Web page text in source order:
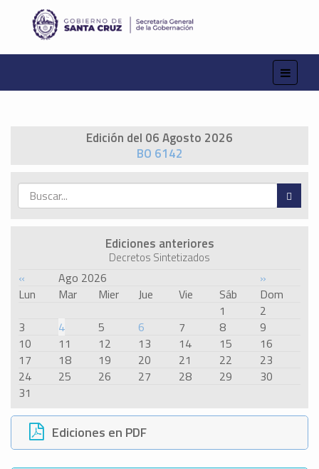
Edición del 06 Agosto 2026
BO 6142
Ediciones anteriores
Decretos Sintetizados
« Ago 2026
»
Lun
Mar Mier Jue Vie Sáb
Dom
1
2
3
4 5 6 7 8
9
10
11 12 13 14 15
16
17
18 19 20 21 22
23
24
25 26 27 28 29
30
31
Ediciones en PDF